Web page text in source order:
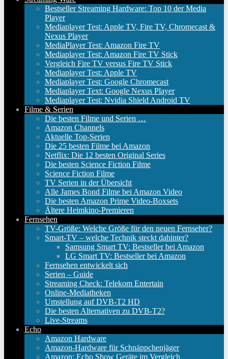
Bestseller Streaming Hardware: Top 10 der Media
Player
Mediaplayer Test: Apple TV, Fire TV, Chromecast &
Nexus Player
MediaPlayer Test: Amazon Fire TV
Mediaplayer Test: Amazon Fire TV Stick
Vergleich Fire TV versus Fire TV Stick
Mediaplayer Test: Apple TV
Mediaplayer Test: Google Chromecast
Mediaplayer Text: Google Nexus Player
Mediaplayer Test: Nvidia Shield Android TV
Filme & Serien
Die besten Filme und Serien …
Amazon Channels
Aktuelle Top-Serien
Die 25 besten Filme bei Amazon
Netflix: Die 12 besten Original Series
Die besten Science Fiction Filme
Science Fiction Filme
TV Serien in der Übersicht
Alle James Bond Filme bei Amazon Video
Die besten Amazon Prime Video-Boxsets
Ältere Heimkino-Premieren
Fernsehen
TV-Größe: Welche Größe für den neuen Fernseher?
Smart-TV – welche Technik steckt dahinter?
Samsung Smart TV: Bestseller bei Amazon
LG Smart TV: Bestseller bei Amazon
Fernsehen entwickelt sich
Serien – Guide
Streaming Check: Telekom Entertain
Online-Mediatheken
Umstellung auf DVB-T2 HD
Die besten Alternativen zu DVB-T2?
Live-Streams
Echo
Amazon Hardware
Amazon-Hardware für Schnäppchenjäger
Amazon: Echo Show Geräte im Vergleich